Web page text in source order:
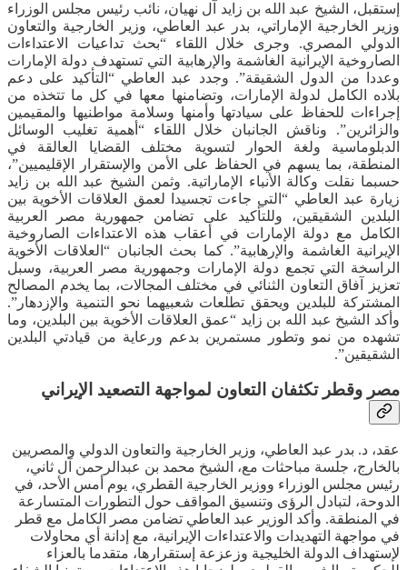
إستقبل، الشيخ عبد الله بن زايد آل نهيان، نائب رئيس مجلس الوزراء
وزير الخارجية الإماراتي، بدر عبد العاطي، وزير الخارجية والتعاون
الدولي المصري. وجرى خلال اللقاء “بحث تداعيات الاعتداءات
الصاروخية الإيرانية الغاشمة والإرهابية التي تستهدف دولة الإمارات
وعددا من الدول الشقيقة”. وجدد عبد العاطي “التأكيد على دعم
بلاده الكامل لدولة الإمارات، وتضامنها معها في كل ما تتخذه من
إجراءات للحفاظ على سيادتها وأمنها وسلامة مواطنيها والمقيمين
والزائرين”. وناقش الجانبان خلال اللقاء “أهمية تغليب الوسائل
الدبلوماسية ولغة الحوار لتسوية مختلف القضايا العالقة في
المنطقة، بما يسهم في الحفاظ على الأمن والإستقرار الإقليميين”،
حسبما نقلت وكالة الأنباء الإماراتية. وثمن الشيخ عبد الله بن زايد
زيارة عبد العاطي “التي جاءت تجسيدا لعمق العلاقات الأخوية بين
البلدين الشقيقين، وللتأكيد على تضامن جمهورية مصر العربية
الكامل مع دولة الإمارات في أعقاب هذه الاعتداءات الصاروخية
الإيرانية الغاشمة والإرهابية”. كما بحث الجانبان “العلاقات الأخوية
الراسخة التي تجمع دولة الإمارات وجمهورية مصر العربية، وسبل
تعزيز آفاق التعاون الثنائي في مختلف المجالات، بما يخدم المصالح
المشتركة للبلدين ويحقق تطلعات شعبيهما نحو التنمية والإزدهار”.
وأكد الشيخ عبد الله بن زايد “عمق العلاقات الأخوية بين البلدين، وما
تشهده من نمو وتطور مستمرين بدعم ورعاية من قيادتي البلدين
الشقيقين”.
مصر وقطر تكثفان التعاون لمواجهة التصعيد الإيراني
عقد، د. بدر عبد العاطي، وزير الخارجية والتعاون الدولي والمصريين
بالخارج، جلسة مباحثات مع، الشيخ محمد بن عبدالرحمن آل ثاني،
رئيس مجلس الوزراء ووزير الخارجية القطري، يوم أمس الأحد، في
الدوحة، لتبادل الرؤى وتنسيق المواقف حول التطورات المتسارعة
في المنطقة. وأكد الوزير عبد العاطي تضامن مصر الكامل مع قطر
في مواجهة التهديدات والاعتداءات الإيرانية، مع إدانة أي محاولات
لإستهداف الدولة الخليجية وزعزعة إستقرارها، متقدما بالعزاء